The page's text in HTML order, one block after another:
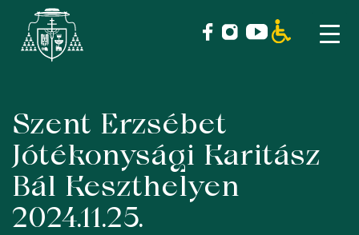
Skip
content
Szent Erzsébet
Jótékonysági Karitász
Bál Keszthelyen
2024.11.25.